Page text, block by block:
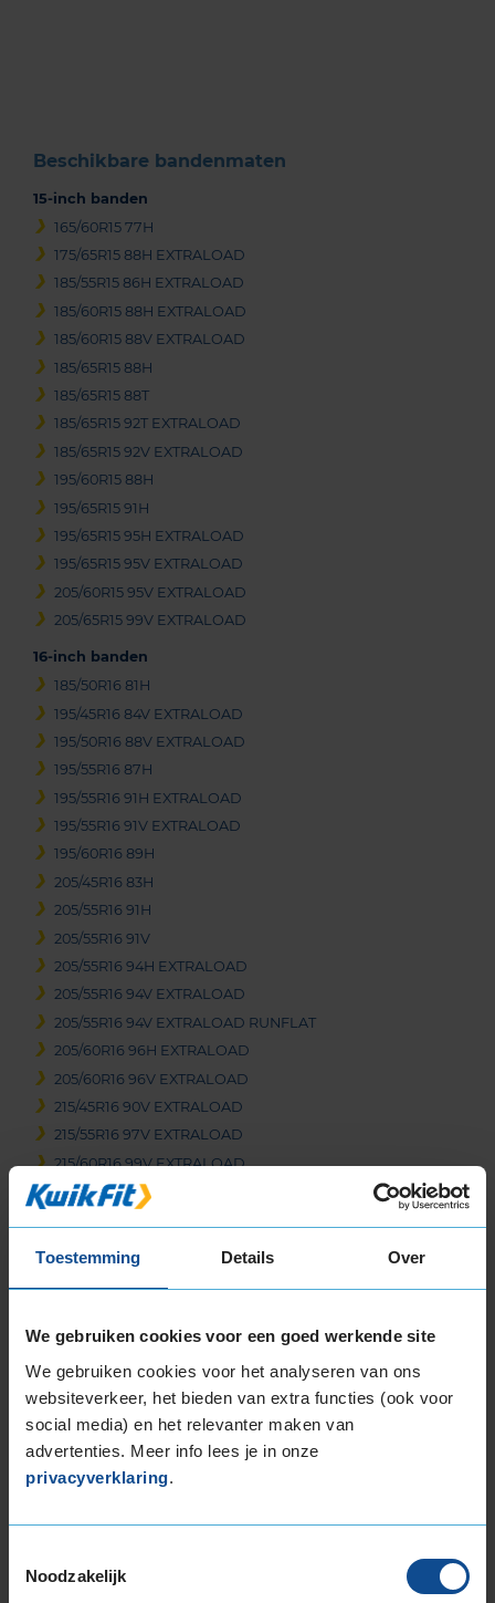
Toestemming Details Over
We gebruiken cookies voor een goed werkende site
We gebruiken cookies voor het analyseren van ons
websiteverkeer, het bieden van extra functies (ook voor
social media) en het relevanter maken van
advertenties. Meer info lees je in onze
privacyverklaring.
Noodzakelijk
Beschikbare bandenmaten
15-inch banden
165/60R15 77H
175/65R15 88H EXTRALOAD
185/55R15 86H EXTRALOAD
185/60R15 88H EXTRALOAD
185/60R15 88V EXTRALOAD
185/65R15 88H
185/65R15 88T
185/65R15 92T EXTRALOAD
185/65R15 92V EXTRALOAD
195/60R15 88H
195/65R15 91H
195/65R15 95H EXTRALOAD
195/65R15 95V EXTRALOAD
205/60R15 95V EXTRALOAD
205/65R15 99V EXTRALOAD
16-inch banden
185/50R16 81H
195/45R16 84V EXTRALOAD
195/50R16 88V EXTRALOAD
195/55R16 87H
195/55R16 91H EXTRALOAD
195/55R16 91V EXTRALOAD
195/60R16 89H
205/45R16 83H
205/55R16 91H
205/55R16 91V
205/55R16 94H EXTRALOAD
205/55R16 94V EXTRALOAD
205/55R16 94V EXTRALOAD RUNFLAT
205/60R16 96H EXTRALOAD
205/60R16 96V EXTRALOAD
215/45R16 90V EXTRALOAD
215/55R16 97V EXTRALOAD
215/60R16 99V EXTRALOAD
215/65R16 102V EXTRALOAD
235/60R16 104V EXTRALOAD
17-inch banden
175/65R17 87H
205/40R17 84W EXTRALOAD
205/45R17 88V EXTRALOAD
205/45R17 88W EXTRALOAD